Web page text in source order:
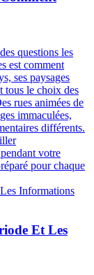
questions les
est comment
ses paysages
tous le choix des
rues animées de
immaculées,
différents.
votre
pour chaque
Et Les